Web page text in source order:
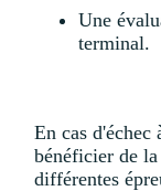
Une
terminal.
En cas d'échec
bénéficier de
différentes